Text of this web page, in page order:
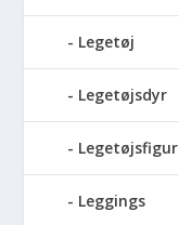
Legetøj
Legetøjsdyr
Legetøjsfigur
Leggings